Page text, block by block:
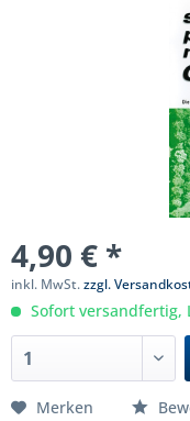
4,90 € *
inkl. MwSt.zzgl.
Sofort versandfertig,
Merken